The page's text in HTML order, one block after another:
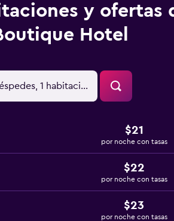
y ofertas
Hotel
1 habitación
$21
por noche con tasas
$22
por noche con tasas
$23
por noche con tasas